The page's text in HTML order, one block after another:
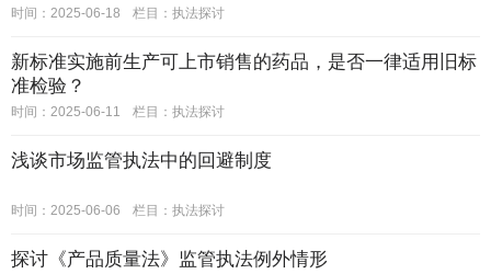
时间：2025-06-18 栏目： 执法探讨
新标准实施前生产可上市销售的药品，是否一律适用旧标
准检验？
时间：2025-06-11 栏目： 执法探讨
浅谈市场监管执法中的回避制度
时间：2025-06-06 栏目： 执法探讨
探讨《产品质量法》监管执法例外情形